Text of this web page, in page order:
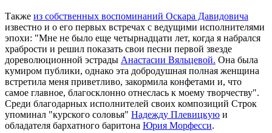
Также из собственных воспоминаний Оскара Давидовича
известно и о его первых встречах с ведущими исполнителями
эпохи: "Мне не было еще четырнадцати лет, когда я набрался
храбрости и решил показать свои песни первой звезде
дореволюционной эстрады Анастасии Вяльцевой. Она была
кумиром публики, однако эта добродушная полная женщина
встретила меня приветливо, закормила конфетами и, что
самое главное, благосклонно отнеслась к моему творчеству".
Среди благодарных исполнителей своих композиций Строк
упоминал "курского соловья" Надежду Плевицкую и
обладателя бархатного баритона Юрия Морфесси.